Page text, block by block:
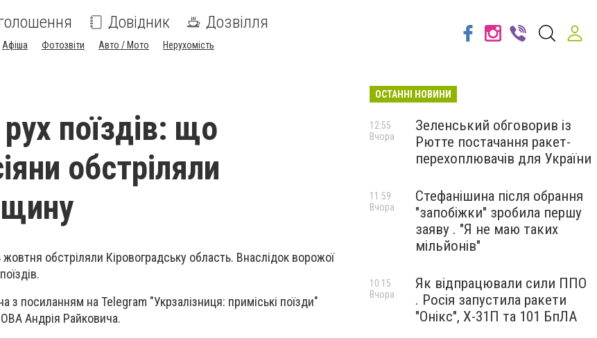
Довідник Дозвілля
Афіша Фотозвіти Авто / Мото Нерухомість
поїздів: що
обстріляли
жовтня обстріляли Кіровоградську область. Внаслідок ворожої
з посиланням на Telegram "Укрзалізниця: приміські поїзди"
ОВА Андрія Райковича.
ОСТАННІ НОВИНИ
Зеленський обговорив із
Рютте постачання ракет-
перехоплювачів для України
12:55
Вчора
Стефанішина після обрання
"запобіжки" зробила першу
заяву . "Я не маю таких
мільйонів"
11:59
Вчора
Як відпрацювали сили ППО
. Росія запустила ракети
"Онікс", Х-31П та 101 БпЛА
10:15
Вчора